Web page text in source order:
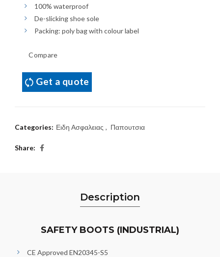
100% waterproof
De-slicking shoe sole
Packing: poly bag with colour label
Compare
Get a quote
Categories: Ειδη Ασφαλειας , Παπουτσια
Share
Description
SAFETY BOOTS (INDUSTRIAL)
CE Approved EN20345-S5